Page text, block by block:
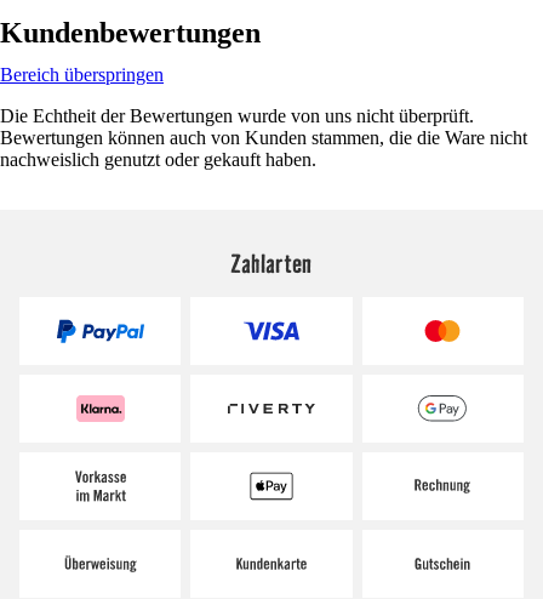
Kundenbewertungen
Bereich überspringen
Die Echtheit der Bewertungen wurde von uns nicht überprüft.
Bewertungen können auch von Kunden stammen, die die Ware nicht
nachweislich genutzt oder gekauft haben.
Zahlarten